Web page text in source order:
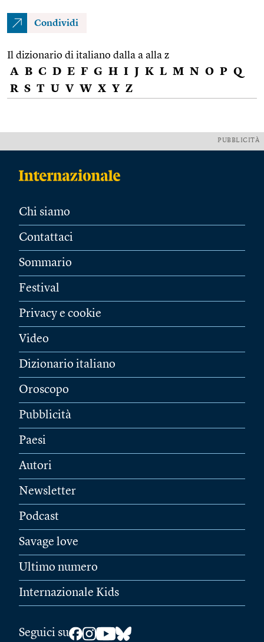
Condividi
Il dizionario di italiano dalla a alla z
A B C D E F G H I J K L M N O P Q
R S T U V W X Y Z
PUBBLICITÀ
Chi siamo
Contattaci
Sommario
Festival
Privacy e cookie
Video
Dizionario italiano
Oroscopo
Pubblicità
Paesi
Autori
Newsletter
Podcast
Savage love
Ultimo numero
Internazionale Kids
Seguici su